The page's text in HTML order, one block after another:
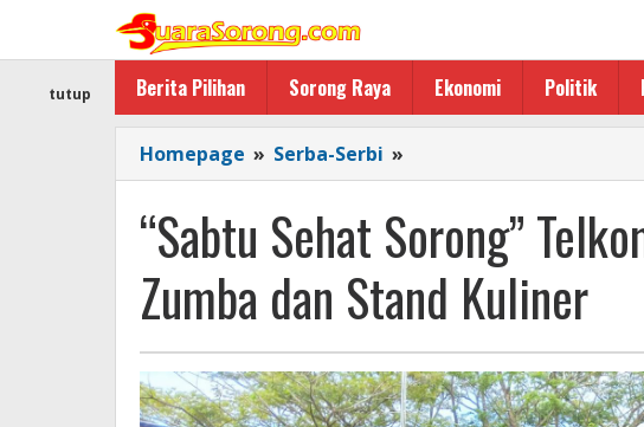
Berita Pilihan Sorong Raya Ekonomi Politik
tutup
Homepage » Serba-Serbi »
Sehat
Telkomsel
Diramaikan
Senam
Zumba
dan
Stand
Kuliner
“Sabtu Sehat Sorong”
Zumba dan Stand Kuliner